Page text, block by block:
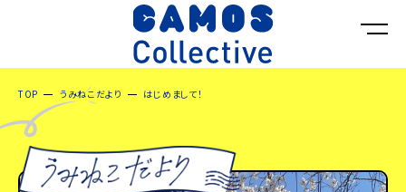
TOP うみねこだより はじめまして！